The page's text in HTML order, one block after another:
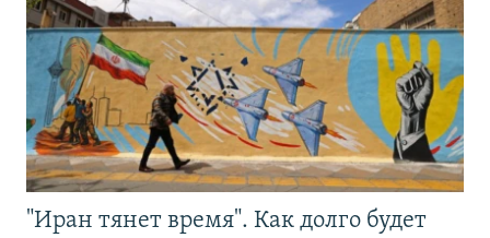
"Иран тянет время". Как долго будет